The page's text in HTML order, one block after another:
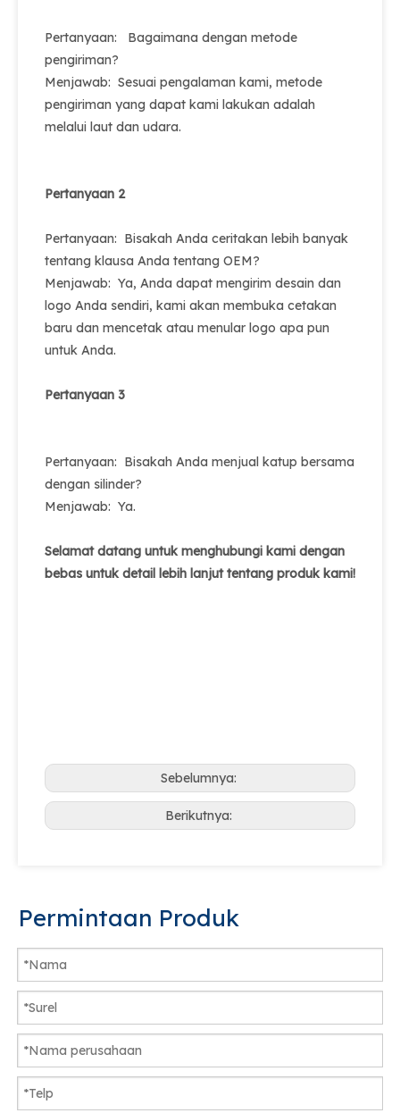
Pertanyaan: Bagaimana dengan metode
pengiriman?
Menjawab: Sesuai pengalaman kami, metode
pengiriman yang dapat kami lakukan adalah
melalui laut dan udara.
Pertanyaan 2
Pertanyaan: Bisakah Anda ceritakan lebih banyak
tentang klausa Anda tentang OEM?
Menjawab: Ya, Anda dapat mengirim desain dan
logo Anda sendiri, kami akan membuka cetakan
baru dan mencetak atau menular logo apa pun
untuk Anda.
Pertanyaan 3
Pertanyaan: Bisakah Anda menjual katup bersama
dengan silinder?
Menjawab: Ya.
Selamat datang untuk menghubungi kami dengan
bebas untuk detail lebih lanjut tentang produk kami!
Sebelumnya:
Berikutnya:
Permintaan Produk